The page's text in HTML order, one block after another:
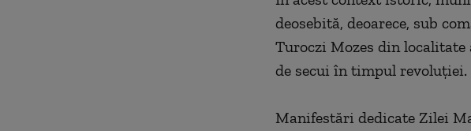
deosebită, deoarece, sub
Turoczi Mozes din
de secui în timpul revoluţiei.
Manifestări dedicate Zilei